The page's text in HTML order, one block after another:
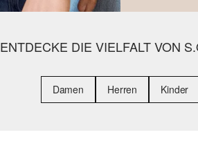
ENTDECKE DIE VIELFALT VON
Damen Herren Kinder